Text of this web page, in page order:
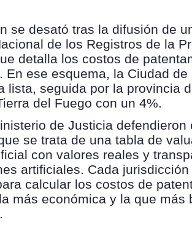
se desató tras la difusión de
de los Registros de la
detalla los costos de
En ese esquema, la Ciudad de
lista, seguida por la provincia
del Fuego con un 4%.
de Justicia defendieron
se trata de una tabla de
con valores reales y
artificiales. Cada
calcular los costos de
más económica y la que más